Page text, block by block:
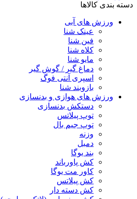
دسته بندی کالاها
ورزش های آبی
عینک شنا
فین شنا
کلاه شنا
مایو شنا
دماغ گیر / گوش گیر
اسپری آنتی فوگ
بازوبند شنا
ورزش های هوازی و بدنسازی
دستکش بدنسازی
توپ پیلاتس
توپ جیم بال
وزنه
دمبل
بند یوگا
کش پاورباند
کاور مت یوگا
کش پیلاتس
کش دسته دار